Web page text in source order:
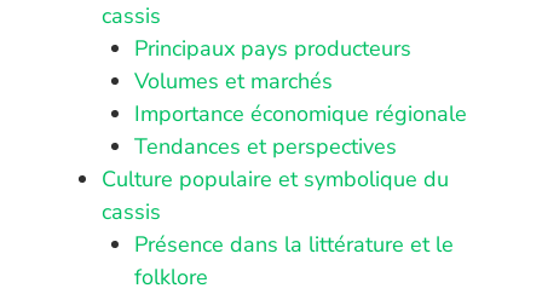
cassis
Principaux pays producteurs
Volumes et marchés
Importance économique régionale
Tendances et perspectives
Culture populaire et symbolique du
cassis
Présence dans la littérature et le
folklore